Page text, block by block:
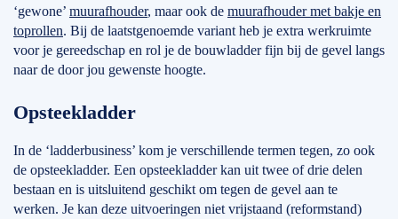
‘gewone’ muurafhouder, maar ook de muurafhouder met bakje en
toprollen. Bij de laatstgenoemde variant heb je extra werkruimte
voor je gereedschap en rol je de bouwladder fijn bij de gevel langs
naar de door jou gewenste hoogte.
Opsteekladder
In de ‘ladderbusiness’ kom je verschillende termen tegen, zo ook
de opsteekladder. Een opsteekladder kan uit twee of drie delen
bestaan en is uitsluitend geschikt om tegen de gevel aan te
werken. Je kan deze uitvoeringen niet vrijstaand (reformstand)